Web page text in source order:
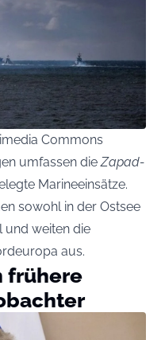
Commons
umfassen dieZapad-
Marineeinsätze.
sowohl in der Ostsee
und weiten die
aus.
frühere